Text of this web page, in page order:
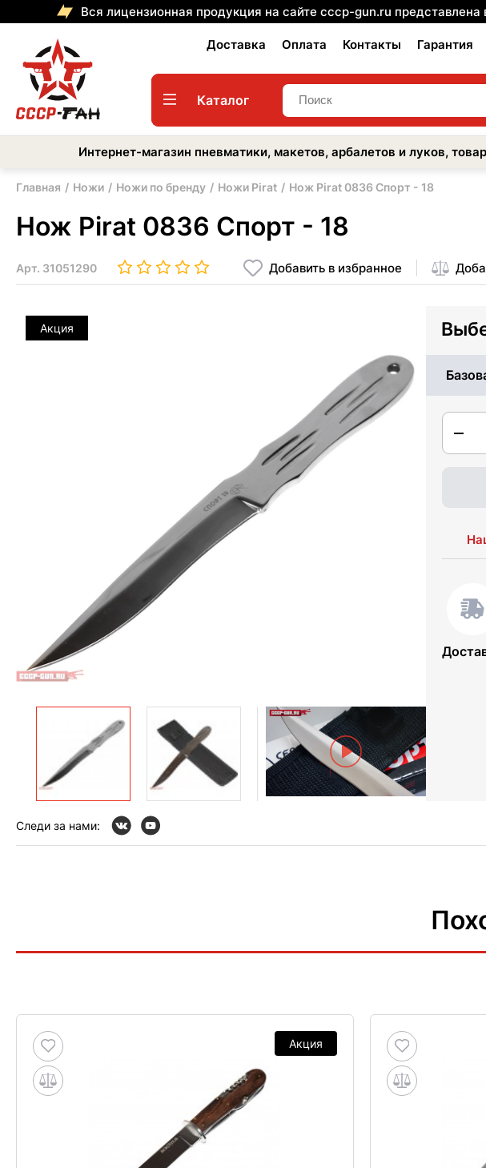
Вся лицензионная продукция на сайте cccp-gun.ru
Доставка Оплата Контакты Гарантия
Каталог
Интернет-магазин пневматики, макетов, арбалетов и луков,
Главная Ножи Ножи по бренду Ножи Pirat Нож Pirat 0836 Спорт - 18
Нож Pirat 0836 Спорт - 18
Арт. 31051290 Добавить в избранное
Акция
Следи за нами:
Акция